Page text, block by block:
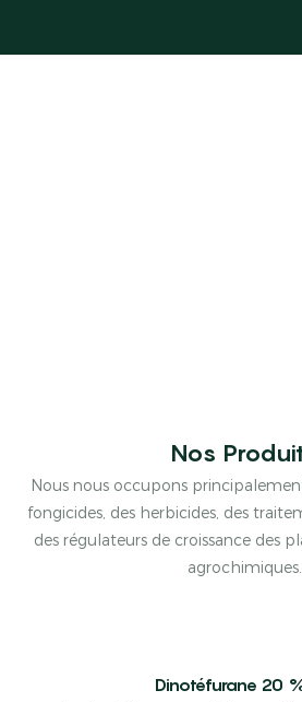
Nos
Nous nous occupons
fongicides, des herbicides, des
des régulateurs de croissance des
agrochimiques.
Dinotéfurane 20